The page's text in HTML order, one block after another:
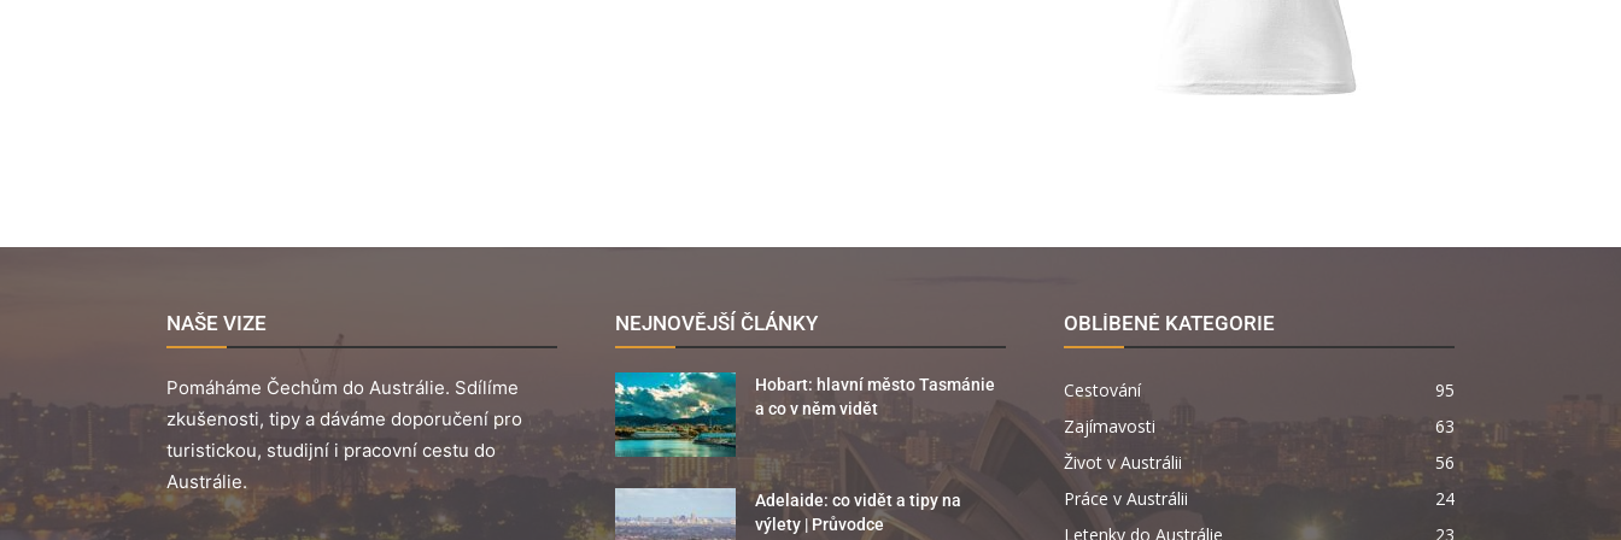
NAŠE VIZE
Pomáháme Čechům do Austrálie. Sdílíme
zkušenosti, tipy a dáváme doporučení pro
turistickou, studijní i pracovní cestu do
Austrálie.
NEJNOVĚJŠÍ ČLÁNKY
Hobart: hlavní město Tasmánie
a co v něm vidět
Adelaide: co vidět a tipy na
výlety | Průvodce
OBLÍBENÉ KATEGORIE
Cestování
95
Zajímavosti
63
Život v Austrálii
56
Práce v Austrálii
24
Letenky do Austrálie
23